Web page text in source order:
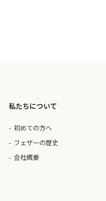
私たちについて
初めての方へ
フェザーの歴史
会社概要